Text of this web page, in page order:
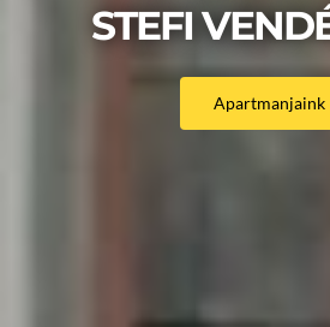
STEFI
Apartmanjaink